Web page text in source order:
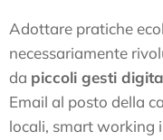
Adottare pratiche
necessariamente
da piccoli gesti
Email al posto della
locali, smart working